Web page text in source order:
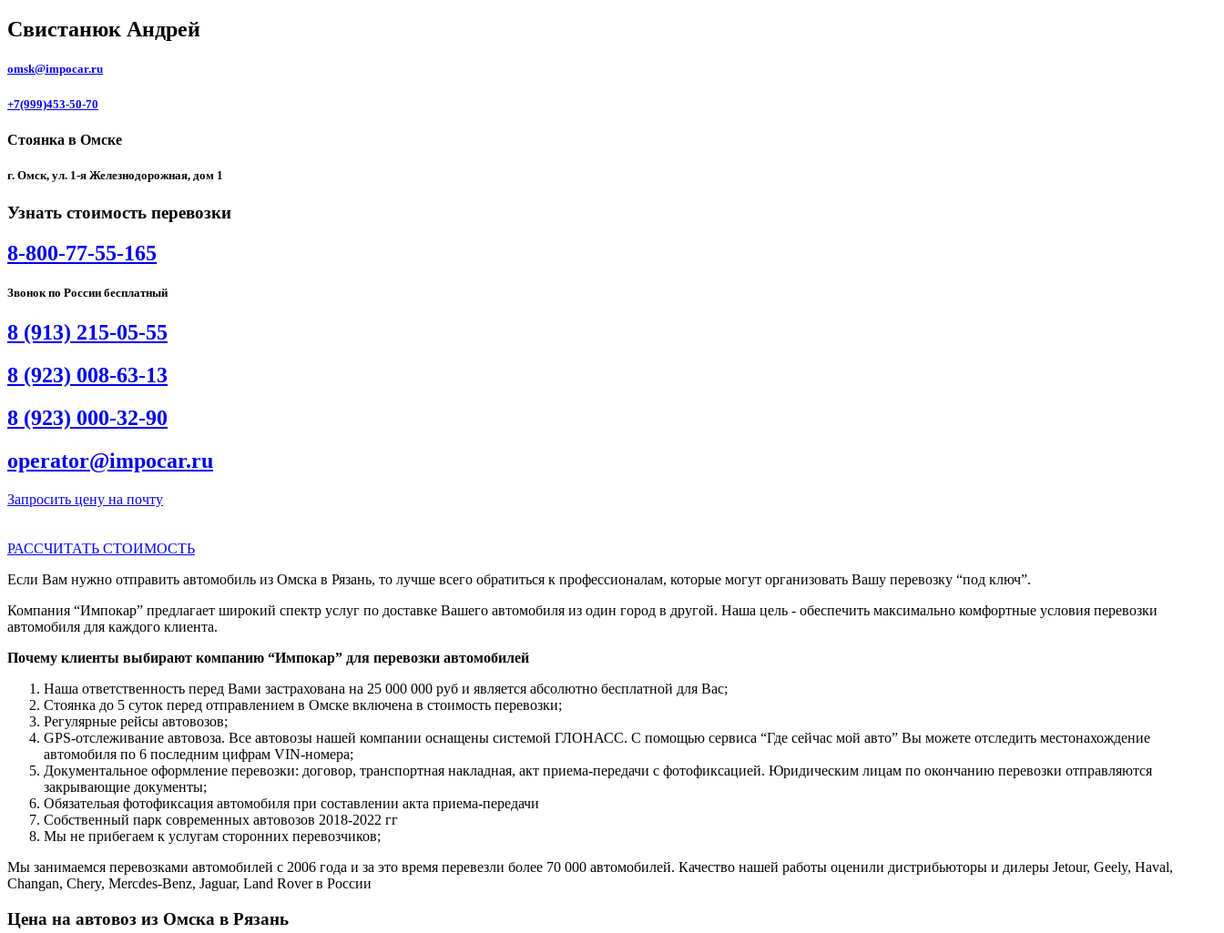
Свистанюк Андрей
omsk@impocar.ru
+7(999)453-50-70
Стоянка в Омске
г. Омск, ул. 1-я Железнодорожная, дом 1
Узнать стоимость перевозки
8-800-77-55-165
Звонок по России бесплатный
8 (913) 215-05-55
8 (923) 008-63-13
8 (923) 000-32-90
operator@impocar.ru
Запросить цену на почту
РАССЧИТАТЬ СТОИМОСТЬ
Если Вам нужно отправить автомобиль из Омска в Рязань, то лучше всего обратиться к профессионалам, которые могут организовать Вашу перевозку “под ключ”.
Компания “Импокар” предлагает широкий спектр услуг по доставке Вашего автомобиля из один город в другой. Наша цель - обеспечить максимально комфортные условия перевозки
автомобиля для каждого клиента.
Почему клиенты выбирают компанию “Импокар” для перевозки автомобилей
Наша ответственность перед Вами застрахована на 25 000 000 руб и является абсолютно бесплатной для Вас;
Стоянка до 5 суток перед отправлением в Омске включена в стоимость перевозки;
Регулярные рейсы автовозов;
GPS-отслеживание автовоза. Все автовозы нашей компании оснащены системой ГЛОНАСС. С помощью сервиса “Где сейчас мой авто” Вы можете отследить местонахождение
автомобиля по 6 последним цифрам VIN-номера;
Документальное оформление перевозки: договор, транспортная накладная, акт приема-передачи с фотофиксацией. Юридическим лицам по окончанию перевозки отправляются
закрывающие документы;
Обязательая фотофиксация автомобиля при составлении акта приема-передачи
Собственный парк современных автовозов 2018-2022 гг
Мы не прибегаем к услугам сторонних перевозчиков;
Мы занимаемся перевозками автомобилей с 2006 года и за это время перевезли более 70 000 автомобилей. Качество нашей работы оценили дистрибьюторы и дилеры Jetour, Geely, Haval,
Changan, Chery, Mercdes-Benz, Jaguar, Land Rover в России
Цена на автовоз из Омска в Рязань